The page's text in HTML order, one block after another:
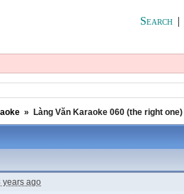
Search |
» Làng Văn Karaoke 060 (the right one)
years ago